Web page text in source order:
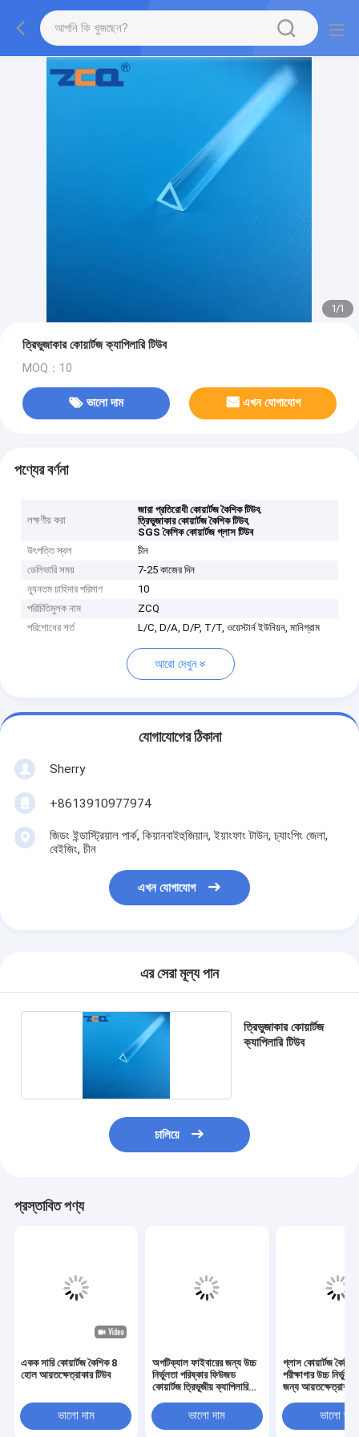
1/1
ত্রিভুজাকার কোয়ার্টজ ক্যাপিলারি টিউব
MOQ：10
ভালো দাম এখন যোগাযোগ
পণ্যের বর্ণনা
লক্ষণীয় করা
জারা প্রতিরোধী কোয়ার্টজ কৈশিক টিউব,
ত্রিভুজাকার কোয়ার্টজ কৈশিক টিউব,
SGS কৈশিক কোয়ার্টজ গ্লাস টিউব
উৎপত্তি স্থল
চীন
ডেলিভারি সময়
7-25 কাজের দিন
ন্যূনতম চাহিদার পরিমাণ
10
পরিচিতিমুলক নাম
ZCQ
পরিশোধের শর্ত
L/C, D/A, D/P, T/T, ওয়েস্টার্ন ইউনিয়ন, মানিগ্রাম
আরো দেখুন
যোগাযোগের ঠিকানা
Sherry
+8613910977974
জিডং ইন্ডাস্ট্রিয়াল পার্ক, কিয়ানবাইহুজিয়ান, ইয়াংফাং টাউন, চ্যাংপিং জেলা,
বেইজিং, চীন
এখন যোগাযোগ
এর সেরা মূল্য পান
ত্রিভুজাকার কোয়ার্টজ
ক্যাপিলারি টিউব
চালিয়ে
প্রস্তাবিত পণ্য
একক সারি কোয়ার্টজ কৈশিক 8
হোল আয়তক্ষেত্রাকার টিউব
ভালো দাম
অপটিক্যাল ফাইবারের জন্য উচ্চ
নির্ভুলতা পরিষ্কার ফিউজড
কোয়ার্টজ ত্রিভুজীয় ক্যাপিলারি
ভালো দাম
গ্লাস কোয়ার্টজ কৈশিক
পরীক্ষাগার উচ্চ
জন্য আয়তক্ষেত্রাকার
ভালো দাম